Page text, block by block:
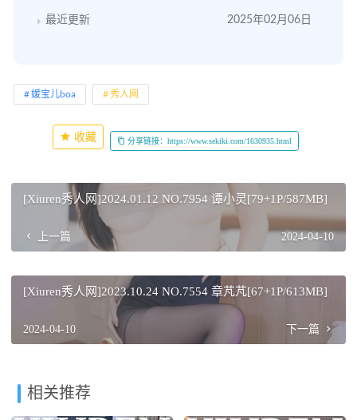
最近更新 2025年02月06日
媛宝儿boa 秀人网
收藏 分享链接：https://www.sekiki.com/1630935.html
[Xiuren秀人网]2024.01.12 NO.7954 谭小灵[79+1P/587MB]
上一篇 2024-04-10
[Xiuren秀人网]2023.10.24 NO.7554 章芃芃[67+1P/613MB]
2024-04-10 下一篇
相关推荐